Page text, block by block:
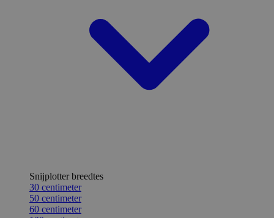
Snijplotter breedtes
30 centimeter
50 centimeter
60 centimeter